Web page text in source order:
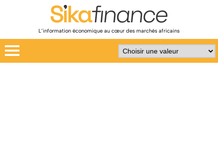
L’information économique au cœur des marchés africains